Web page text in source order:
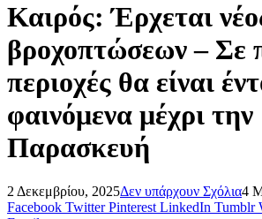
Καιρός: Έρχεται
βροχοπτώσεων – Σε
περιοχές θα είναι
φαινόμενα μέχρι την
Παρασκευή
2 Δεκεμβρίου, 2025Δεν υπάρχουν Σχόλια4
Facebook Twitter Pinterest LinkedIn Tumblr